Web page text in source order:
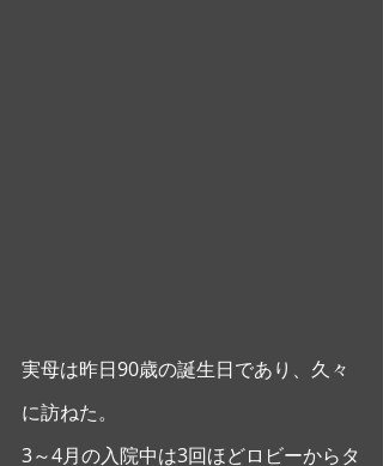
実母は昨日90歳の誕生日であり、久々
に訪ねた。
3～4月の入院中は3回ほどロビーからタ